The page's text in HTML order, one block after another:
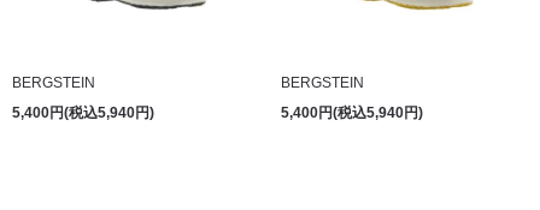
BERGSTEIN
5,400円(税込5,940円)
BERGSTEIN
5,400円(税込5,940円)